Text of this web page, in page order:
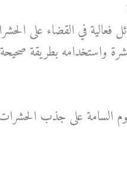
فعالية في القضاء على
واستخدامه بطريقة
السامة على جذب